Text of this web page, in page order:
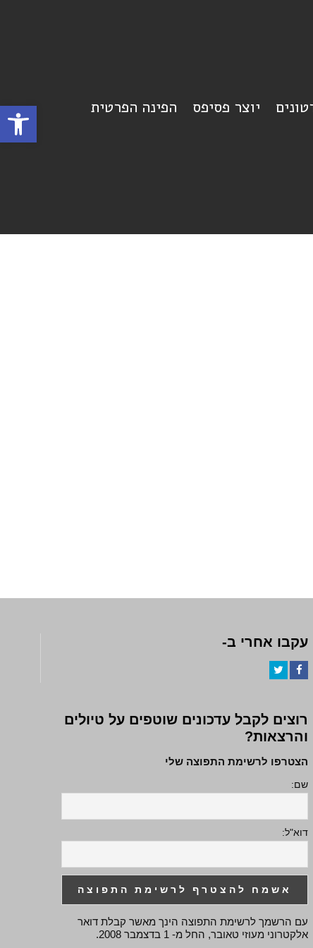
פתח יוצר פסיפס הפינה הפרטית
עקבו אחרי ב-
רוצים לקבל עדכונים שוטפים על טיולים
והרצאות?
הצטרפו לרשימת התפוצה שלי
שם:
דוא"ל:
עם הרשמך לרשימת התפוצה הינך מאשר קבלת דואר
אלקטרוני מעוזי טאובר, החל מ- 1 בדצמבר 2008.